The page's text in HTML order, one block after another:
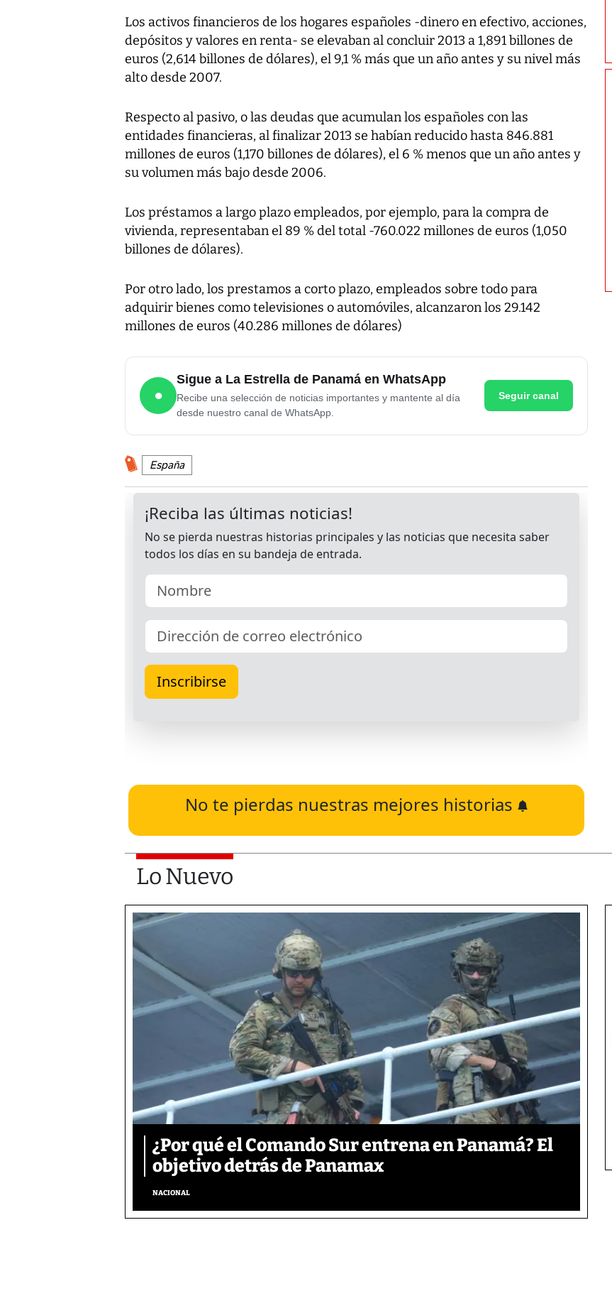
Los activos financieros de los hogares españoles -dinero en efectivo, acciones,
depósitos y valores en renta- se elevaban al concluir 2013 a 1,891 billones de
euros (2,614 billones de dólares), el 9,1 % más que un año antes y su nivel más
alto desde 2007.
Respecto al pasivo, o las deudas que acumulan los españoles con las
entidades financieras, al finalizar 2013 se habían reducido hasta 846.881
millones de euros (1,170 billones de dólares), el 6 % menos que un año antes y
su volumen más bajo desde 2006.
Los préstamos a largo plazo empleados, por ejemplo, para la compra de
vivienda, representaban el 89 % del total -760.022 millones de euros (1,050
billones de dólares).
Por otro lado, los prestamos a corto plazo, empleados sobre todo para
adquirir bienes como televisiones o automóviles, alcanzaron los 29.142
millones de euros (40.286 millones de dólares)
●
Sigue a La Estrella de Panamá en WhatsApp
Recibe una selección de noticias importantes y mantente al día
desde nuestro canal de WhatsApp.
Seguir canal
España
No te pierdas nuestras mejores historias
Lo Nuevo
¿Por qué el Comando Sur entrena en Panamá? El
objetivo detrás de Panamax
NACIONAL